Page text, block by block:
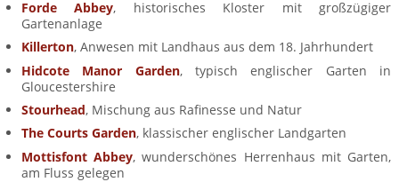
Reiseunterlagen
Reiseversicherung
Unterkünfte
Zimmer
Forde Abbey, historisches Kloster mit großzügiger
Gartenanlage
Killerton, Anwesen mit Landhaus aus dem 18. Jahrhundert
Hidcote Manor Garden, typisch englischer Garten in
Gloucestershire
Stourhead, Mischung aus Rafinesse und Natur
The Courts Garden, klassischer englischer Landgarten
Mottisfont Abbey, wunderschönes Herrenhaus mit Garten,
am Fluss gelegen